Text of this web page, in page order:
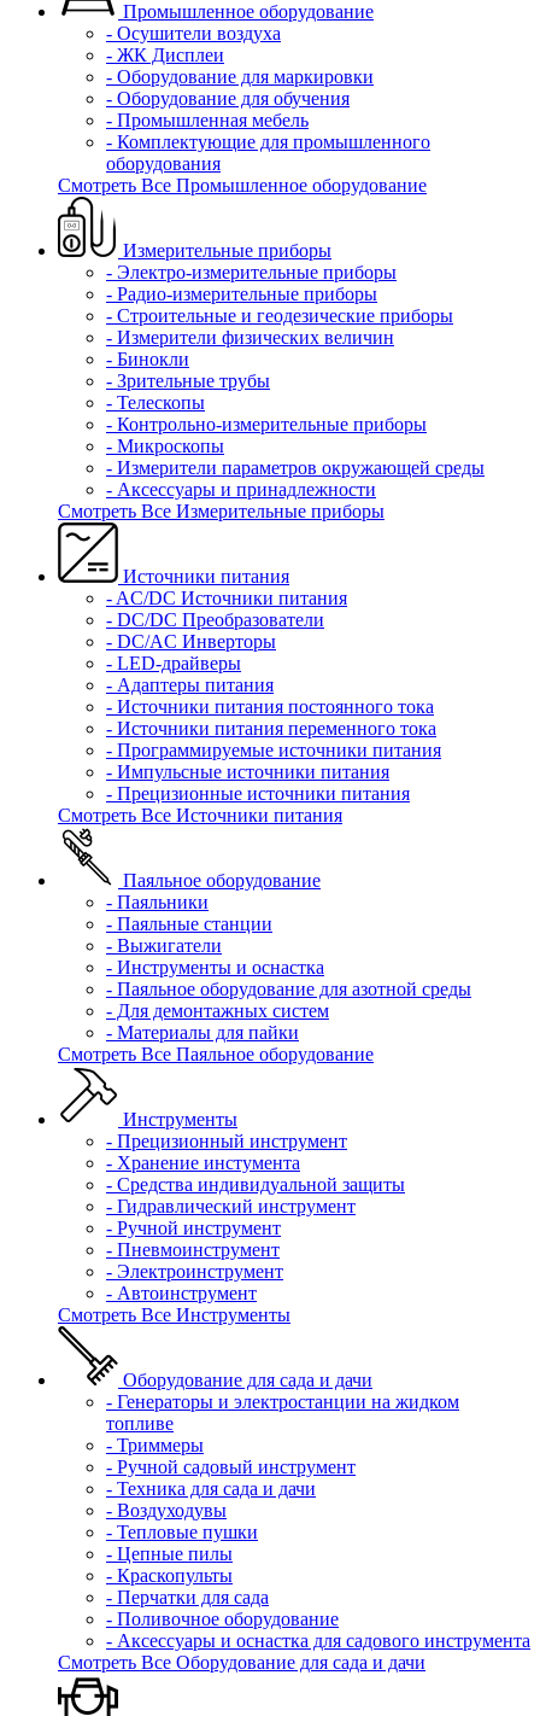
Промышленное оборудование
- Осушители воздуха
- ЖК Дисплеи
- Оборудование для маркировки
- Оборудование для обучения
- Промышленная мебель
- Комплектующие для промышленного
оборудования
Смотреть Все Промышленное оборудование
Измерительные приборы
- Электро-измерительные приборы
- Радио-измерительные приборы
- Строительные и геодезические приборы
- Измерители физических величин
- Бинокли
- Зрительные трубы
- Телескопы
- Контрольно-измерительные приборы
- Микроскопы
- Измерители параметров окружающей среды
- Аксессуары и принадлежности
Смотреть Все Измерительные приборы
Источники питания
- AC/DC Источники питания
- DC/DC Преобразователи
- DC/AC Инверторы
- LED-драйверы
- Адаптеры питания
- Источники питания постоянного тока
- Источники питания переменного тока
- Программируемые источники питания
- Импульсные источники питания
- Прецизионные источники питания
Смотреть Все Источники питания
Паяльное оборудование
- Паяльники
- Паяльные станции
- Выжигатели
- Инструменты и оснастка
- Паяльное оборудование для азотной среды
- Для демонтажных систем
- Материалы для пайки
Смотреть Все Паяльное оборудование
Инструменты
- Прецизионный инструмент
- Хранение инстумента
- Средства индивидуальной защиты
- Гидравлический инструмент
- Ручной инструмент
- Пневмоинструмент
- Электроинструмент
- Автоинструмент
Смотреть Все Инструменты
Оборудование для сада и дачи
- Генераторы и электростанции на жидком
топливе
- Триммеры
- Ручной садовый инструмент
- Техника для сада и дачи
- Воздуходувы
- Тепловые пушки
- Цепные пилы
- Краскопульты
- Перчатки для сада
- Поливочное оборудование
- Аксессуары и оснастка для садового инструмента
Смотреть Все Оборудование для сада и дачи